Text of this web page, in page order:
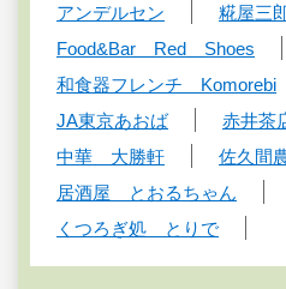
アンデルセン
糀屋三
Food&Bar Red Shoes
和食器フレンチ Komorebi
JA東京あおば
赤井茶
中華 大勝軒
佐久間
居酒屋 とおるちゃん
くつろぎ処 とりで